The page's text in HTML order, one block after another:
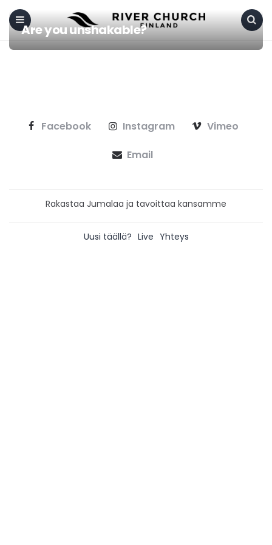
Menu Search
Are you unshakable?
Facebook Instagram Vimeo
Email
Rakastaa Jumalaa ja tavoittaa kansamme
Uusi täällä? Live Yhteys